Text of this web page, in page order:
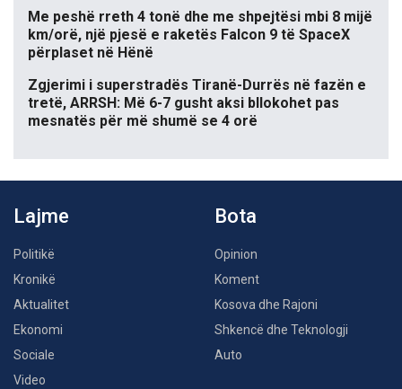
Me peshë rreth 4 tonë dhe me shpejtësi mbi 8 mijë
km/orë, një pjesë e raketës Falcon 9 të SpaceX
përplaset në Hënë
Zgjerimi i superstradës Tiranë-Durrës në fazën e
tretë, ARRSH: Më 6-7 gusht aksi bllokohet pas
mesnatës për më shumë se 4 orë
Lajme
Politikë
Kronikë
Aktualitet
Ekonomi
Sociale
Video
Bota
Opinion
Koment
Kosova dhe Rajoni
Shkencë dhe Teknologji
Auto